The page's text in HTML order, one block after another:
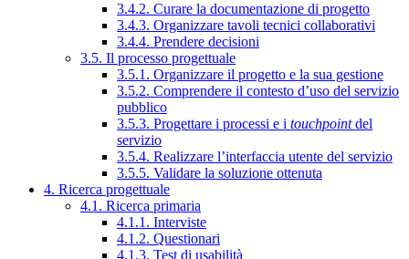
3.4.2. Curare la documentazione di progetto
3.4.3. Organizzare tavoli tecnici collaborativi
3.4.4. Prendere decisioni
3.5. Il processo progettuale
3.5.1. Organizzare il progetto e la sua gestione
3.5.2. Comprendere il contesto d’uso del servizio
pubblico
3.5.3. Progettare i processi e i touchpointdel
servizio
3.5.4. Realizzare l’interfaccia utente del servizio
3.5.5. Validare la soluzione ottenuta
4. Ricerca progettuale
4.1. Ricerca primaria
4.1.1. Interviste
4.1.2. Questionari
4.1.3. Test di usabilità